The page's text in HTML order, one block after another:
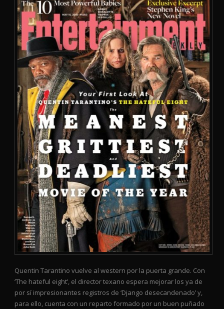
Quentin Tarantino vuelve al western por la puerta grande. Con
‘The hateful eight’, el director texano espera mejorar los ya de
por sí impresionantes registros de ‘Django desecandenado’ y,
para ello, cuenta con un reparto formado por un buen puñado